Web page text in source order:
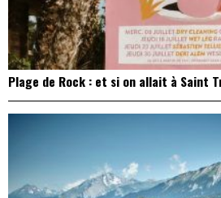
Plage de Rock : et si on allait à Saint